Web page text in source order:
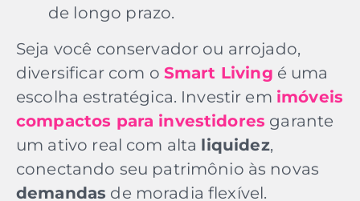
de longo prazo.
Seja você conservador ou arrojado,
diversificar com o Smart Living é uma
escolha estratégica. Investir em imóveis
compactos para investidores garante
um ativo real com alta liquidez,
conectando seu patrimônio às novas
demandas de moradia flexível.